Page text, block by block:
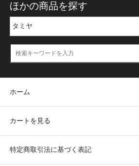
ほかの商品を探す
ホーム
カートを見る
特定商取引法に基づく表記